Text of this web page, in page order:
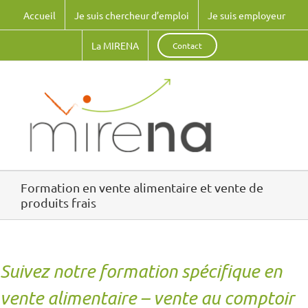
Accueil Je suis chercheur d’emploi Je suis employeur
La MIRENA Contact
Formation en vente alimentaire et vente de
produits frais
replica montblanc watches
You merely look after it for the next generation." This
Suivez notre formation spécifiqueen
vente alimentaire – vente au comptoir